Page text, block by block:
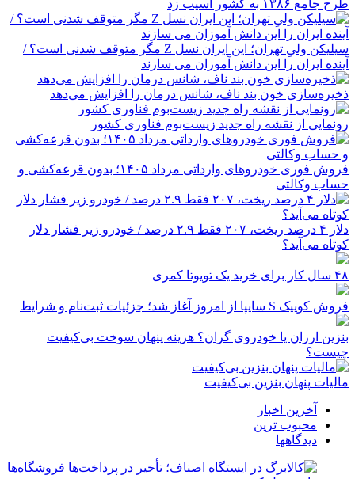
طرح جامع ۱۳۸۶ به کشور آسیب زد
سیلیکن ولیِ تهران؛ این ایران نسل Z مگر متوقف شدنی است؟ /
آینده ایران را این دانش آموزان می سازند
ذخیره‌سازی خون بند ناف، شانس درمان را افزایش می‌دهد
رونمایی از نقشه راه جدید زیست‌بوم فناوری کشور
فروش فوری خودروهای وارداتی مرداد ۱۴۰۵؛ بدون قرعه‌کشی و
حساب وکالتی
دلار ۴ درصد ریخت، ۲۰۷ فقط ۲.۹ درصد / خودرو زیر فشار دلار
کوتاه می‌آید؟
۴۸ سال کار برای خرید یک تویوتا کمری
فروش کوییک S سایپا از امروز آغاز شد؛ جزئیات ثبت‌نام و شرایط
بنزین ارزان یا خودروی گران؟ هزینه پنهان سوخت بی‌کیفیت
چیست؟
مالیات پنهان بنزین بی‌کیفیت
آخرین اخبار
محبوب ترین
دیدگاهها